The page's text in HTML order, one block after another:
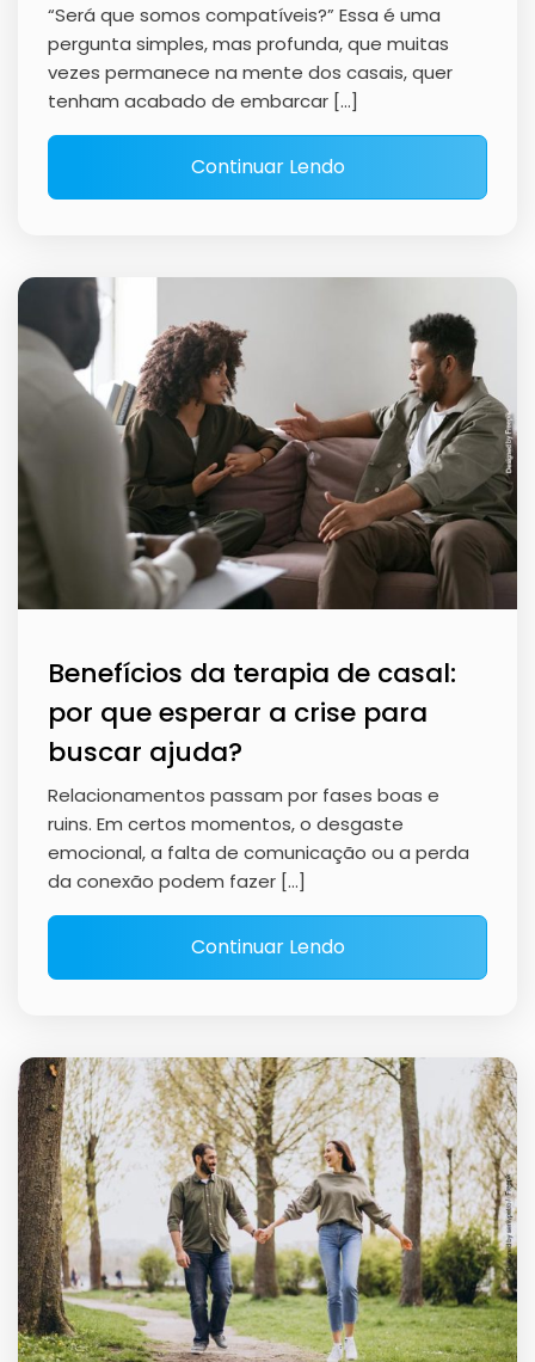
“Será que somos compatíveis?” Essa é uma
pergunta simples, mas profunda, que muitas
vezes permanece na mente dos casais, quer
tenham acabado de embarcar […]
Continuar Lendo
Benefícios da terapia de casal:
por que esperar a crise para
buscar ajuda?
Relacionamentos passam por fases boas e
ruins. Em certos momentos, o desgaste
emocional, a falta de comunicação ou a perda
da conexão podem fazer […]
Continuar Lendo